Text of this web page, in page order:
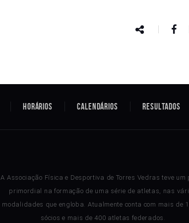
Horários Calendários Resultados
A Associação Física e Desportiva de Torres Vedras teve um
primordial na formação de uma série de atletas, nas
modalidades que engloba. Atualmente conta com mais de
sócios e mais de 400 atletas federados.